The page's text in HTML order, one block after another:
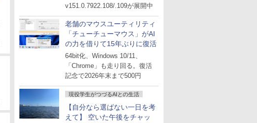
v151.0.7922.108/.109が展開中
老舗のマウスユーティリティ
「チューチューマウス」がAI
の力を借りて15年ぶりに復活
64bit化、Windows 10/11、
「Chrome」も走り回る。復活
記念で2026年末まで500円
現役学生がつづるAIとの生活
【自分なら選ばない一日を考
えて】 空いた午後をチャッ